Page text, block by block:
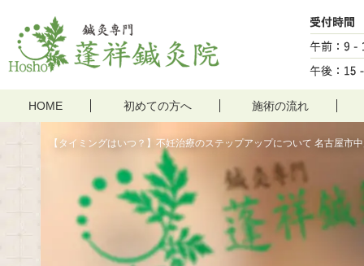
【タイミングはいつ？】不妊治療のステップアップについて 名古屋市
HOME 初めての方へ 施術の流れ